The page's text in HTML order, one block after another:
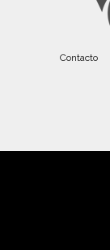
Contacto